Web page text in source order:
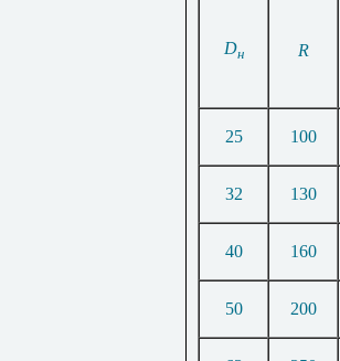
Dн R
25 100
32 130
40 160
50 200